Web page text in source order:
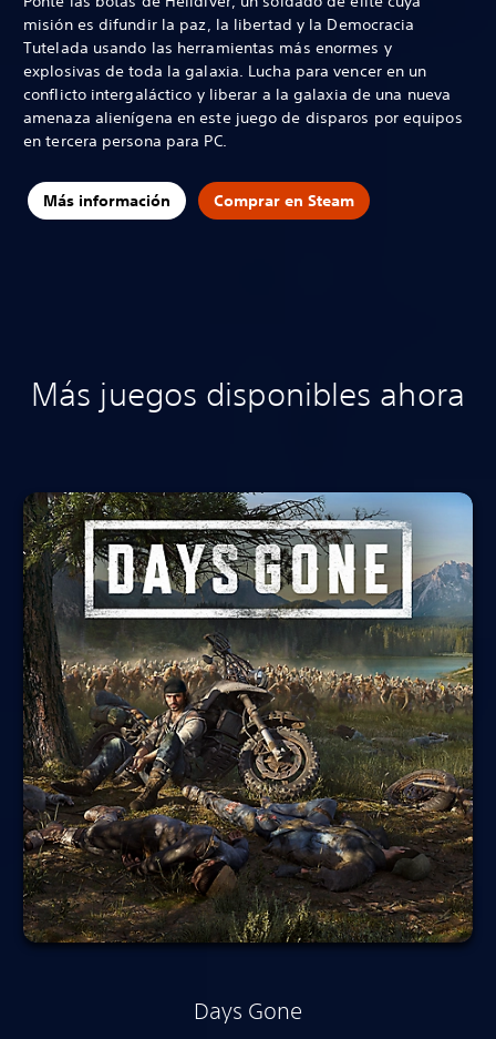
misión es difundir la paz, la libertad y la Democracia
Tutelada usando las herramientas más enormes y
explosivas de toda la galaxia. Lucha para vencer en un
conflicto intergaláctico y liberar a la galaxia de una nueva
amenaza alienígena en este juego de disparos por equipos
en tercera persona para PC.
Más información Comprar en Steam
Más juegos disponibles ahora
Days Gone